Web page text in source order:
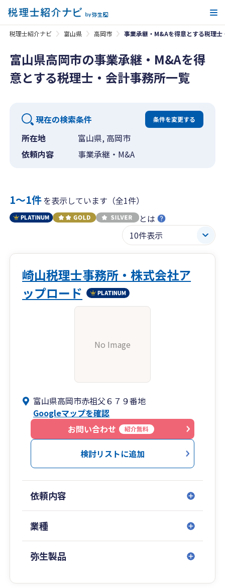
税理士紹介ナビ 富山県 高岡市 事業承継・M&Aを得意とする税理士
富山県高岡市の事業承継・M&Aを得
意とする税理士・会計事務所一覧
現在の検索条件 条件を変更する
所在地
富山県, 高岡市
依頼内容
事業承継・M&A
1〜1件を表示しています（全1件）
とは
崎山税理士事務所・株式会社ア
ップロード
No Image
富山県高岡市赤祖父６７９番地
Googleマップを確認
お問い合わせ
紹介無料
検討リストに追加
依頼内容
業種
弥生製品